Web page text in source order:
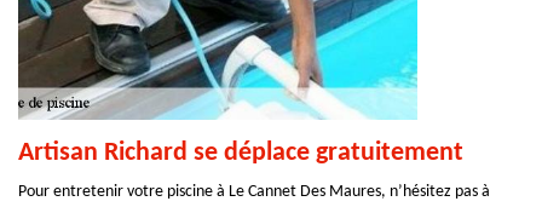
Artisan Richard se déplace gratuitement
Pour entretenir votre piscine à Le Cannet Des Maures, n’hésitez pas à